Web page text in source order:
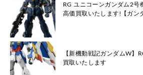
RG ユニコーンガンダム2
高価買取いたします!【ガン
【新機動戦記ガンダムW】
買取いたします